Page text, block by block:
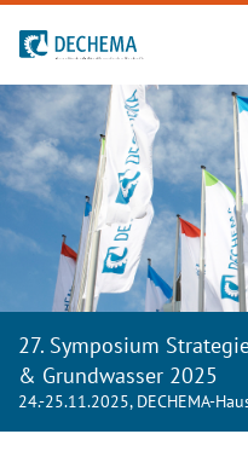
Zur Startseite
27. Symposium
& Grundwasser 2025
24.-25.11.2025, DECHEMA-